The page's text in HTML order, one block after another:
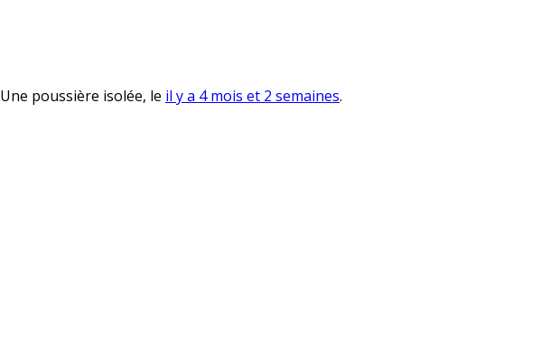
Une poussière isolée, le il y a 4 mois et 2 semaines.